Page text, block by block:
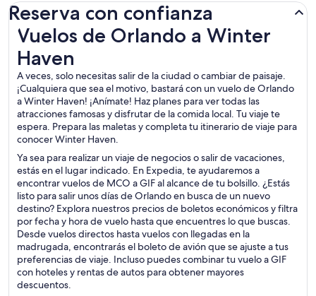
Reserva con confianza
Vuelos de Orlando a Winter
Haven
A veces, solo necesitas salir de la ciudad o cambiar de paisaje.
¡Cualquiera que sea el motivo, bastará con un vuelo de Orlando
a Winter Haven! ¡Anímate! Haz planes para ver todas las
atracciones famosas y disfrutar de la comida local. Tu viaje te
espera. Prepara las maletas y completa tu itinerario de viaje para
conocer Winter Haven.
Ya sea para realizar un viaje de negocios o salir de vacaciones,
estás en el lugar indicado. En Expedia, te ayudaremos a
encontrar vuelos de MCO a GIF al alcance de tu bolsillo. ¿Estás
listo para salir unos días de Orlando en busca de un nuevo
destino? Explora nuestros precios de boletos económicos y filtra
por fecha y hora de vuelo hasta que encuentres lo que buscas.
Desde vuelos directos hasta vuelos con llegadas en la
madrugada, encontrarás el boleto de avión que se ajuste a tus
preferencias de viaje. Incluso puedes combinar tu vuelo a GIF
con hoteles y rentas de autos para obtener mayores
descuentos.
Vuelos de Orlando a Winter Haven